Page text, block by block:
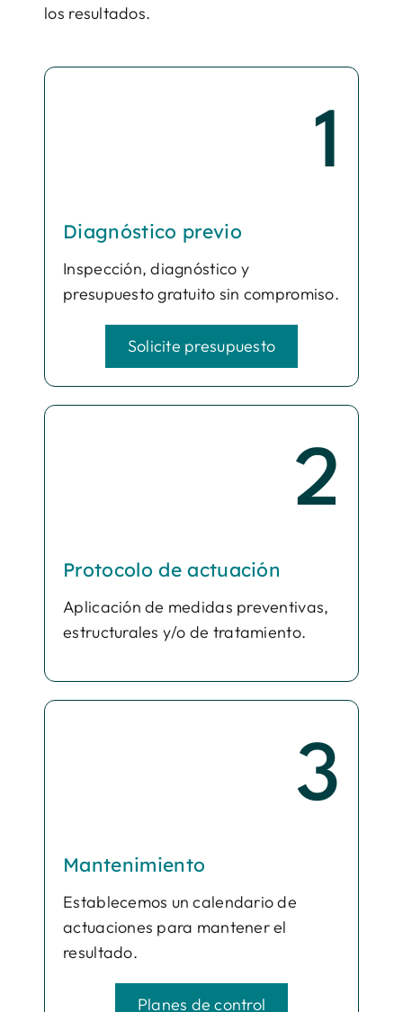
los resultados.
1
Diagnóstico previo
Inspección, diagnóstico y
presupuesto gratuito sin compromiso.
Solicite presupuesto
2
Protocolo de actuación
Aplicación de medidas preventivas,
estructurales y/o de tratamiento.
3
Mantenimiento
Establecemos un calendario de
actuaciones para mantener el
resultado.
Planes de control